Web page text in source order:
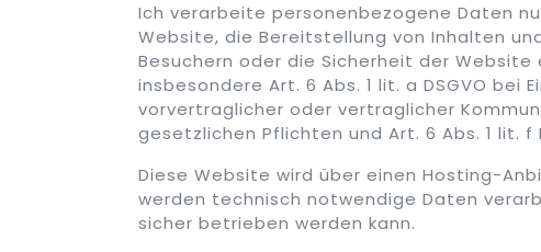
Ich verarbeite personenbezogene Daten
Website, die Bereitstellung von Inhalten
Besuchern oder die Sicherheit der
insbesondere Art. 6 Abs. 1 lit. a DSGVO bei
vorvertraglicher oder vertraglicher
gesetzlichen Pflichten und Art. 6 Abs. 1 lit.
Diese Website wird über einen Hosting-
werden technisch notwendige Daten
sicher betrieben werden kann.